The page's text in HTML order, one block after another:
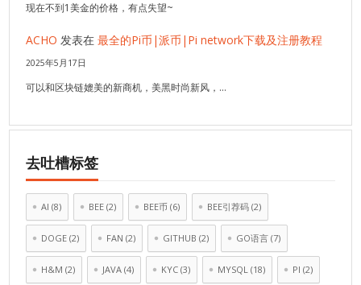
现在不到1美金的价格，有点失望~
ACHO 发表在最全的Pi币|派币|Pi network下载及注册教程
2025年5月17日
可以和区块链媲美的新商机，美黑时尚新风，…
去吐槽标签
AI (8) BEE (2) BEE币 (6) BEE引荐码 (2)
DOGE (2) FAN (2) GITHUB (2) GO语言 (7)
H&M (2) JAVA (4) KYC (3) MYSQL (18) PI (2)